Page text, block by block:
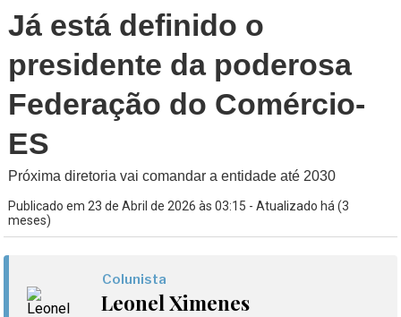
Já está definido o
presidente da poderosa
Federação do Comércio-
ES
Próxima diretoria vai comandar a entidade até 2030
Publicado em 23 de Abril de 2026 às 03:15 - Atualizado há (3
meses)
Colunista
Leonel Ximenes